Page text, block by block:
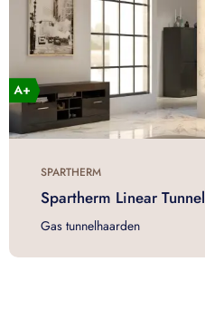
SPARTHERM
Spartherm Linear Tunnel
Gas tunnelhaarden